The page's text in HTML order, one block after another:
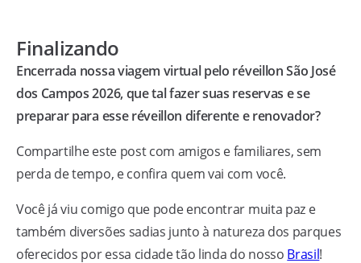
Finalizando
Encerrada nossa viagem virtual pelo réveillon São José
dos Campos 2026, que tal fazer suas reservas e se
preparar para esse réveillon diferente e renovador?
Compartilhe este post com amigos e familiares, sem
perda de tempo, e confira quem vai com você.
Você já viu comigo que pode encontrar muita paz e
também diversões sadias junto à natureza dos parques
oferecidos por essa cidade tão linda do nosso Brasil!